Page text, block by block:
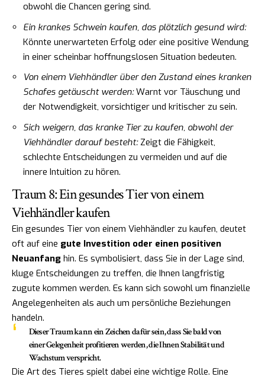
obwohl die Chancen gering sind.
Ein krankes Schwein kaufen, das plötzlich gesund wird:
Könnte unerwarteten Erfolg oder eine positive Wendung
in einer scheinbar hoffnungslosen Situation bedeuten.
Von einem Viehhändler über den Zustand eines kranken
Schafes getäuscht werden:Warnt vor Täuschung und
der Notwendigkeit, vorsichtiger und kritischer zu sein.
Sich weigern, das kranke Tier zu kaufen, obwohl der
Viehhändler darauf besteht:Zeigt die Fähigkeit,
schlechte Entscheidungen zu vermeiden und auf die
innere Intuition zu hören.
Traum 8: Ein gesundes Tier von einem
Viehhändler kaufen
Ein gesundes Tier von einem Viehhändler zu kaufen, deutet
oft auf eine gute Investition oder einen positiven
Neuanfang hin. Es symbolisiert, dass Sie in der Lage sind,
kluge Entscheidungen zu treffen, die Ihnen langfristig
zugute kommen werden. Es kann sich sowohl um finanzielle
Angelegenheiten als auch um persönliche Beziehungen
handeln.
Dieser Traum kann ein Zeichen dafür sein, dass Sie bald von
einer Gelegenheit profitieren werden, die Ihnen Stabilität und
Wachstum verspricht.
Die Art des Tieres spielt dabei eine wichtige Rolle. Eine